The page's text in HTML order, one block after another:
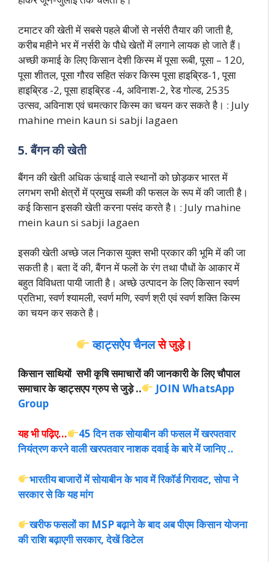
टमाटर की खेती में सबसे पहले बीजों से नर्सरी तैयार की जाती है,
करीब महीने भर में नर्सरी के पौधे खेतों में लगाने लायक हो जाते हैं।
अच्छी कमाई के लिए किसान देशी किस्म में पूसा रूबी, पूसा – 120,
पूसा शीतल, पूसा गौरव सहित संकर किस्म पूसा हाइब्रिड-1, पूसा
हाइब्रिड -2, पूसा हाइब्रिड -4, अविनाश-2, रेड गोल्ड, 2535
उत्सव, अविनाश एवं चमत्कार किस्म का चयन कर सकते है। : July
mahine mein kaun si sabji lagaen
5. बैंगन की खेती
बैंगन की खेती अधिक ऊंचाई वाले स्थानों को छोड़कर भारत में
लगभग सभी क्षेत्रों में प्रमुख सब्जी की फसल के रूप में की जाती है।
कई किसान इसकी खेती करना पसंद करते है। : July mahine
mein kaun si sabji lagaen
इसकी खेती अच्छे जल निकास युक्त सभी प्रकार की भूमि में की जा
सकती है। बता दें की, बैंगन में फलों के रंग तथा पौधों के आकार में
बहुत विविधता पायी जाती है। अच्छे उत्पादन के लिए किसान स्वर्ण
प्रतिभा, स्वर्ण श्यामली, स्वर्ण मणि, स्वर्ण श्री एवं स्वर्ण शक्तिकिस्म
का चयन कर सकते है।
व्हाट्सऐप चैनलसे जुड़े।
किसान साथियों सभी कृषि समाचारों की जानकारी के लिए चौपाल
समाचार के व्हाट्सएप ग्रुप से जुड़े ..
JOIN WhatsApp
Group
यह भी पढ़िए…
45 दिन तक सोयाबीन की फसल में खरपतवार
नियंत्रण करने वाली खरपतवार नाशक दवाई के बारे में जानिए ..
भारतीय बाजारों में सोयाबीन के भाव में रिकॉर्ड गिरावट, सोपा ने
सरकार से कि यह मांग
खरीफ फसलों का MSP बढ़ाने के बाद अब पीएम किसान योजना
की राशि बढ़ाएगी सरकार, देखें डिटेल